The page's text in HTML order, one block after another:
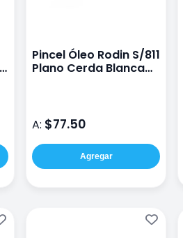
Pincel Óleo Rodin S/811
Plano Cerda Blanca
A: $77.50
Agregar